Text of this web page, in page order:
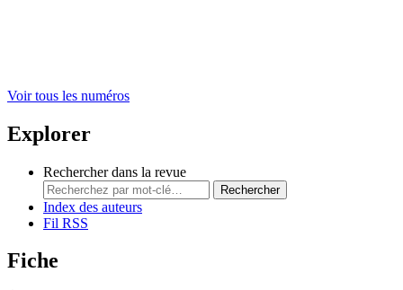
Voir tous les numéros
Explorer
Rechercher dans la revue
Rechercher
Index des auteurs
Fil RSS
Fiche